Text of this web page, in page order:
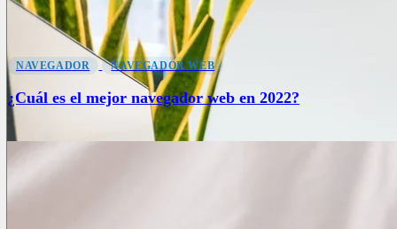
NAVEGADOR NAVEGADOR WEB
¿Cuál es el mejor navegador web en 2022?